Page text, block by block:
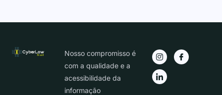
Nosso compromisso é
com a qualidade e a
acessibilidade da
informação